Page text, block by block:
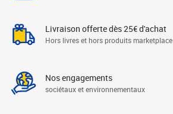
Livraison offerte dès 25€ d'achat
Hors livres et hors produits marketplace
Nos engagements
sociétaux et environnementaux